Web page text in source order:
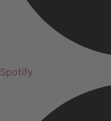
Spotify